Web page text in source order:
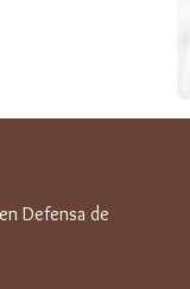
Defensa de